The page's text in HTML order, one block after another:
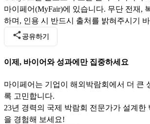
마이페어(MyFair)에 있습니다. 무단 전재,
하며, 인용 시 반드시 출처를 밝혀주시기
공유하기
이제, 바이어와 성과에만 집중하세요
마이페어는 기업이 해외박람회에서 더 큰
록 고민합니다.
23년 경력의 국제 박람회 전문가가 설계한
을 경험해 보세요!